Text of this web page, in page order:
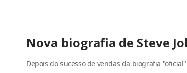
Nova biografia de Steve
Depois do sucesso de vendas da biografia